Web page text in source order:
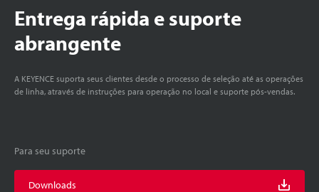
Entrega rápida e suporte
abrangente
A KEYENCE suporta seus clientes desde o processo de seleção até as operações
de linha, através de instruções para operação no local e suporte pós-vendas.
Para seu suporte
Downloads